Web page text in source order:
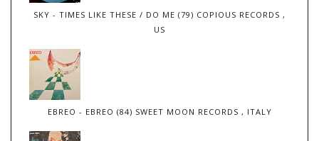
SKY - TIMES LIKE THESE / DO ME (79) COPIOUS RECORDS ,
US
EBREO - EBREO (84) SWEET MOON RECORDS , ITALY